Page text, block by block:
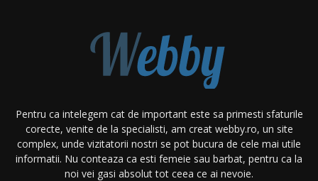
Pentru ca intelegem cat de important este sa primesti sfaturile
corecte, venite de la specialisti, am creat webby.ro, un site
complex, unde vizitatorii nostri se pot bucura de cele mai utile
informatii. Nu conteaza ca esti femeie sau barbat, pentru ca la
noi vei gasi absolut tot ceea ce ai nevoie.